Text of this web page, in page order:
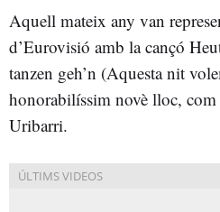
Aquell mateix any van
d’Eurovisió amb la cançó
tanzen geh’n (Aquesta nit
honorabilíssim novè lloc,
Uribarri.